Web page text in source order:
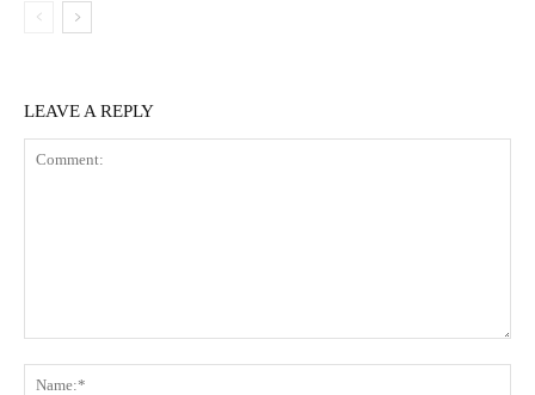
LEAVE A REPLY